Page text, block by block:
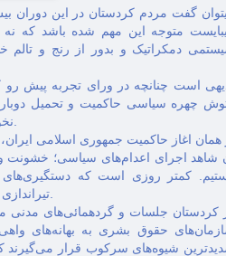
چالاکانی
سیا...
لە رێپێوانەکانی
قامیشلۆدا...
"مەم‌و زین‌و ئاپۆ قاسملوو" هیچ پێوەندییەکیان بە
بن...
گفت مردم کردستان در این دوران
متوجه‌ این مهم شده‌ باشد که‌ نه‌
دمکراتیک و بدور از رنج و
است چنانچه‌ در ورای تجربه‌ پیش
‌چهره‌ سیاسی حاکمیت و تحمیل دوباره‌
همان اغاز حاکمیت جمهوری اسلامی
شاهد اجرای اعدام‌های سياسی؛ خشونت
کمتر روزی است که‌
کردستان جلسات و گردهمائی‌های مدنی
حقوق بشری به‌ بهانه‌های
شیوه‌های سرکوب قرار می‌گیرند